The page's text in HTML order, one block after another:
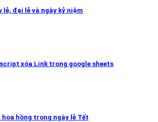
lễ, đại lễ và ngày kỷ niệm
xóa Link trong google sheets
hoa hồng trong ngày lễ Tết